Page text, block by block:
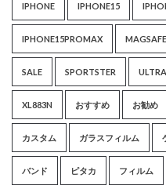
IPHONE IPHONE15
IPHONE15PROMAX MAGSAFE
SALE SPORTSTER ULTRA
XL883N おすすめ お勧め
カスタム ガラスフィルム
バンド ピタカ フィルム